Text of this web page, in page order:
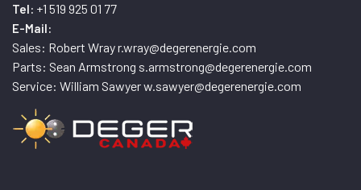
Tel: +1 519 925 01 77
E-Mail:
Sales: Robert Wray r.wray@degerenergie.com
Parts: Sean Armstrong s.armstrong@degerenergie.com
Service: William Sawyer w.sawyer@degerenergie.com